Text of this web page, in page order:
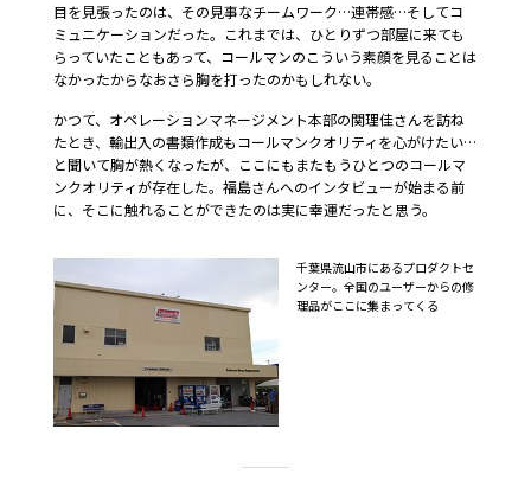
目を見張ったのは、その見事なチームワーク…連帯感…そしてコ
ミュニケーションだった。これまでは、ひとりずつ部屋に来ても
らっていたこともあって、コールマンのこういう素顔を見ることは
なかったからなおさら胸を打ったのかもしれない。
かつて、オペレーションマネージメント本部の関理佳さんを訪ね
たとき、輸出入の書類作成もコールマンクオリティを心がけたい…
と聞いて胸が熱くなったが、ここにもまたもうひとつのコールマ
ンクオリティが存在した。福島さんへのインタビューが始まる前
に、そこに触れることができたのは実に幸運だったと思う。
千葉県流山市にあるプロダクトセ
ンター。全国のユーザーからの修
理品がここに集まってくる